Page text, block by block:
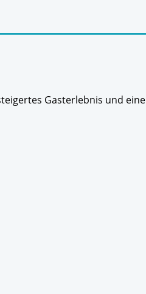
Gasterlebnis und eine